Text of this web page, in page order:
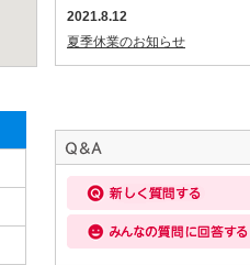
2021.8.12
夏季休業のお知らせ